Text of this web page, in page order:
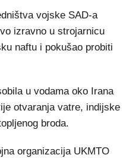
vojske SAD-a
izravno u strojarnicu
naftu i pokušao probiti
u vodama oko Irana
otvaranja vatre, indijske
broda.
organizacija UKMTO